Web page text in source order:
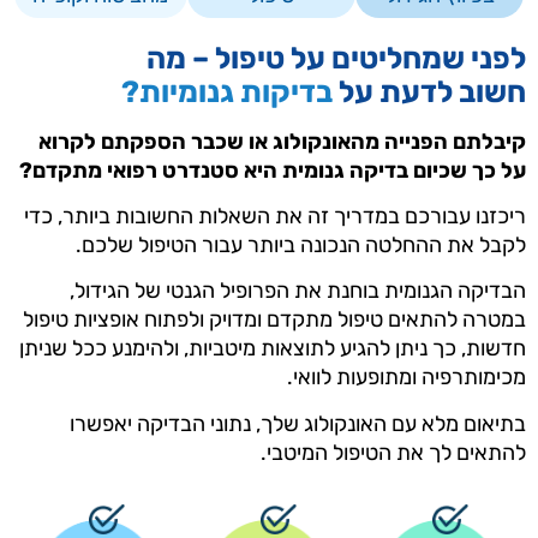
לפני שמחליטים על טיפול – מה
חשוב לדעת על בדיקות גנומיות?
קיבלתם הפנייה מהאונקולוג או שכבר הספקתם לקרוא
על כך שכיום בדיקה גנומית היא סטנדרט רפואי מתקדם?
ריכזנו עבורכם במדריך זה את השאלות החשובות ביותר, כדי
לקבל את ההחלטה הנכונה ביותר עבור הטיפול שלכם.
הבדיקה הגנומית בוחנת את הפרופיל הגנטי של הגידול,
במטרה להתאים טיפול מתקדם ומדויק ולפתוח אופציות טיפול
חדשות, כך ניתן להגיע לתוצאות מיטביות, ולהימנע ככל שניתן
מכימותרפיה ומתופעות לוואי.
בתיאום מלא עם האונקולוג שלך, נתוני הבדיקה יאפשרו
להתאים לך את הטיפול המיטבי.